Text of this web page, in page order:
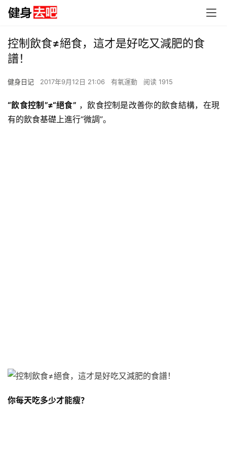
控制飲食≠絕食，這才是好吃又減肥的食
譜！
健身日记 2017年9月12日 21:06 有氧運動 阅读 1915
“飲食控制”≠“絕食” ，飲食控制是改善你的飲食結構，在現
有的飲食基礎上進行“微調”。
你每天吃多少才能瘦？